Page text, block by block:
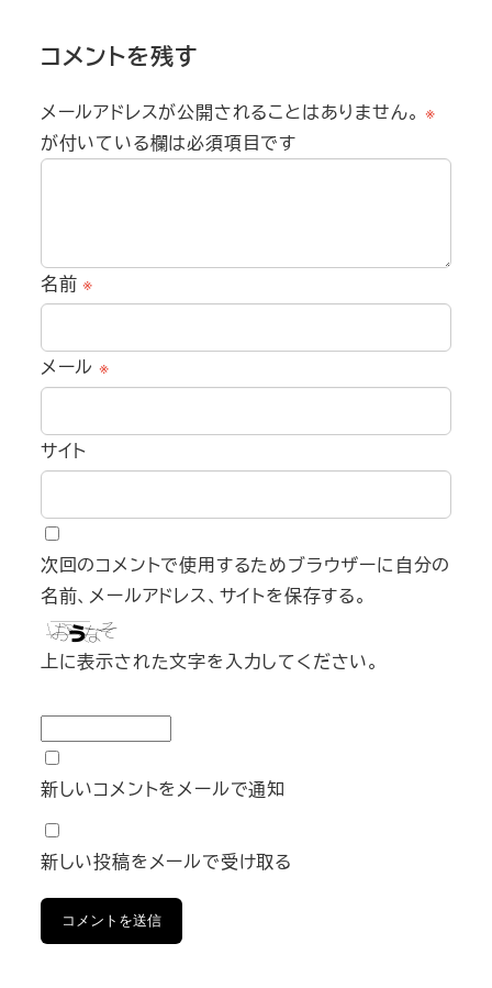
コメントを残す
メールアドレスが公開されることはありません。 ※
が付いている欄は必須項目です
名前※
メール ※
サイト
次回のコメントで使用するためブラウザーに自分の
名前、メールアドレス、サイトを保存する。
上に表示された文字を入力してください。
新しいコメントをメールで通知
新しい投稿をメールで受け取る